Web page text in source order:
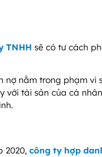
TNHH sẽ có tư cách
nợ nằm trong phạm vi
với tài sản của cá
2020, công ty hợp